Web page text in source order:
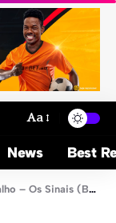
Aa
News Best
– Os Sinais (Baixar)